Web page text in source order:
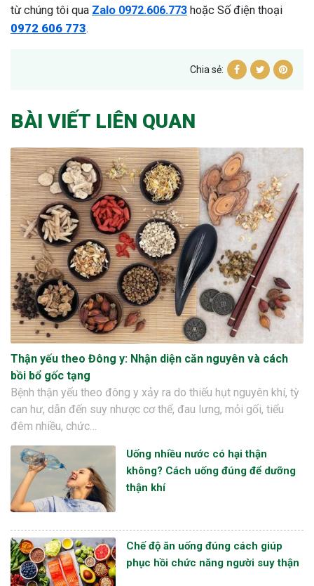
từ chúng tôi qua Zalo 0972.606.773 hoặc Số điện thoại
0972 606 773.
Chia sẻ:
BÀI VIẾT LIÊN QUAN
Thận yếu theo Đông y: Nhận diện căn nguyên và cách
bồi bổ gốc tạng
Bệnh thận yếu theo đông y xảy ra do thiếu hụt nguyên khí, tỳ
can hư, dẫn đến suy nhược cơ thể, đau lưng, mỏi gối, tiểu
đêm nhiều, chức…
Uống nhiều nước có hại thận
không? Cách uống đúng để dưỡng
thận khí
Chế độ ăn uống đúng cách giúp
phục hồi chức năng người suy thận